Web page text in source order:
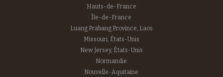
Hauts-de-France
Île-de-France
Luang Prabang Province, Laos
Missouri, États-Unis
New Jersey, États-Unis
Normandie
Nouvelle-Aquitaine